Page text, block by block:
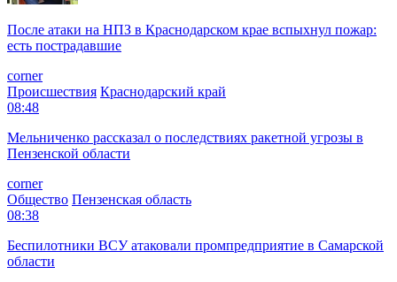
После атаки на НПЗ в Краснодарском крае вспыхнул пожар:
есть пострадавшие
corner
Происшествия Краснодарский край
08:48
Мельниченко рассказал о последствиях ракетной угрозы в
Пензенской области
corner
Общество Пензенская область
08:38
Беспилотники ВСУ атаковали промпредприятие в Самарской
области